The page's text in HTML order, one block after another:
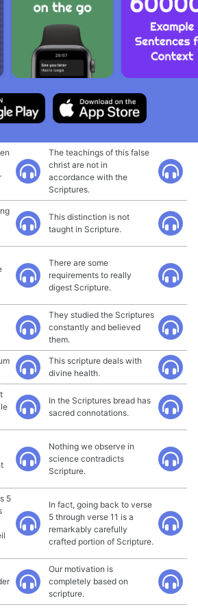
The teachings of this false
christ are not in
accordance with the
Scriptures.
This distinction is not
taught in Scripture.
There are some
requirements to really
digest Scripture.
They studied the Scriptures
constantly and believed
them.
This scripture deals with
divine health.
In the Scriptures bread has
sacred connotations.
Nothing we observe in
science contradicts
Scripture.
5
In fact, going back to verse
5 through verse 11 is a
remarkably carefully
crafted portion of Scripture.
Our motivation is
completely based on
scripture.